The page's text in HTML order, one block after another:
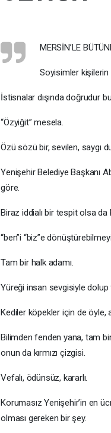
MERSİN’LE
Soyisimler kişilerin
İstisnalar dışında doğrudur
“Özyiğit” mesela.
Özü sözü bir, sevilen, saygı
Yenişehir Belediye Başkanı
göre.
Biraz iddialı bir tespit olsa da
“ben”i “biz”e
Tam bir halk adamı.
Yüreği insan sevgisiyle dolup
Kediler köpekler için de öyle,
Bilimden fenden yana, tam
onun da kırmızı çizgisi.
Vefalı, ödünsüz, kararlı.
Korumasız Yenişehir’in en
olması gereken bir şey.